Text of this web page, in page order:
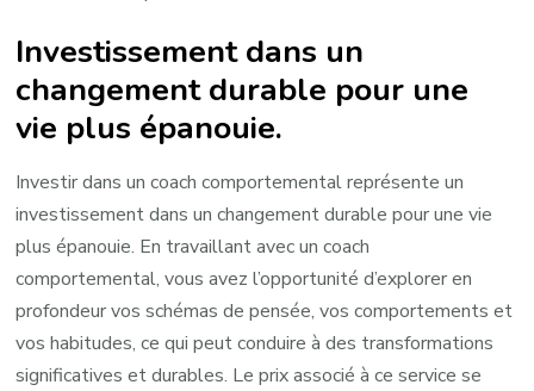
Investissement dans un
changement durable pour une
vie plus épanouie.
Investir dans un coach comportemental représente un
investissement dans un changement durable pour une vie
plus épanouie. En travaillant avec un coach
comportemental, vous avez l’opportunité d’explorer en
profondeur vos schémas de pensée, vos comportements et
vos habitudes, ce qui peut conduire à des transformations
significatives et durables. Le prix associé à ce service se